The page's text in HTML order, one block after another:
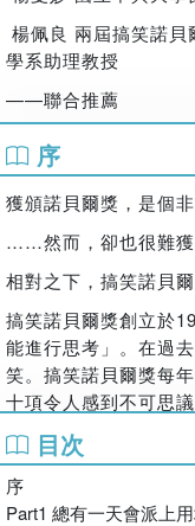
便與楊佩良博士合作展
時間到底有多長。他們
各種尿尿影片等方式分
所有哺乳動物的排尿時
他們也對大便進行了類
為12秒左右。
● 今晚我想來點水桶裡
貓咪總是能輕鬆地塞進
開玩笑說，貓咪其實是
項研究！要解答這個問
需要花費多少時間，只
體。這個問題的研究者
以在定義上來說，貓咪
搞笑諾貝爾獎創立於
目前主要在科學雜誌期
枯燥嚴肅的科學話題增
本書為第一本個人著作。
譯者
鄭世彬
鄭世彬。畢業於高雄
所。日中翻譯師，日
然科普以及社會人文。
家庭藥: 34家日本藥廠
品》。官方粉絲團為《
https://
楊佩良 兩屆搞笑諾貝
學系助理教授
——聯合推薦
序
獲頒諾貝爾獎，是個
……然而，卻也很難獲
相對之下，搞笑諾貝
搞笑諾貝爾獎創立於
能進行思考」。在過
笑。搞笑諾貝爾獎每
十項令人感到不可思
這是一項全球人士皆
的研究者中都有日本
十四年獲得搞笑諾貝
目次
序
Part1 總有一天會派上